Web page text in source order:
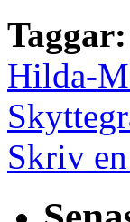
Taggar:
Hilda-
Skriv